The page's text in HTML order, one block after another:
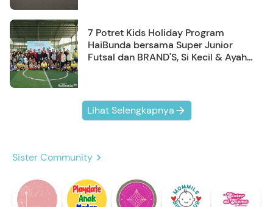
7 Potret Kids Holiday Program
HaiBunda bersama Super Junior
Futsal dan BRAND'S, Si Kecil & Ayah
Lihat Selengkapnya
Sister Community